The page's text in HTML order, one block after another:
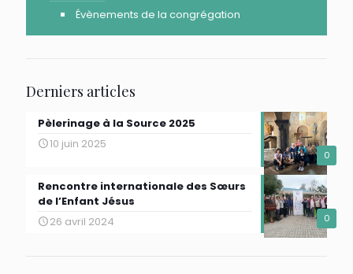
Évènements de la congrégation
Derniers articles
0
Pèlerinage à la Source 2025
10 juin 2025
0
Rencontre internationale des Sœurs
de l’Enfant Jésus
26 avril 2024